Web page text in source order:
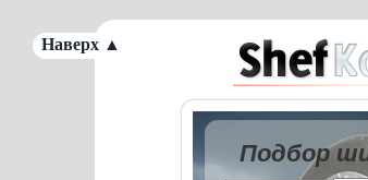
Подбор
Наверх ▲